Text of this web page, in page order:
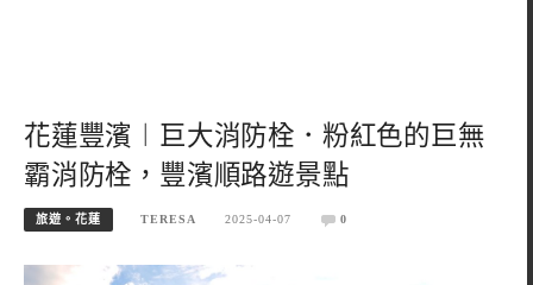
花蓮豐濱︱巨大消防栓．粉紅色的巨無
霸消防栓，豐濱順路遊景點
旅遊。花蓮 TERESA 2025-04-07 0